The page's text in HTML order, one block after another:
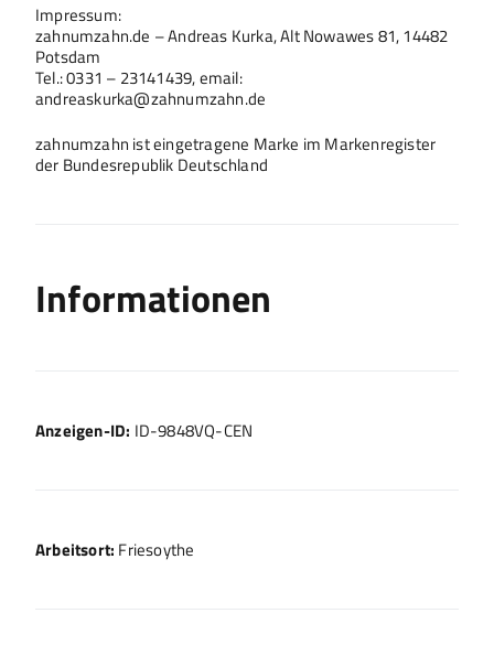
Impressum:
zahnumzahn.de – Andreas Kurka, Alt Nowawes 81, 14482
Potsdam
Tel.: 0331 – 23141439, email:
andreaskurka@zahnumzahn.de
zahnumzahn ist eingetragene Marke im Markenregister
der Bundesrepublik Deutschland
Informationen
Anzeigen-ID: ID-9848VQ-CEN
Arbeitsort: Friesoythe